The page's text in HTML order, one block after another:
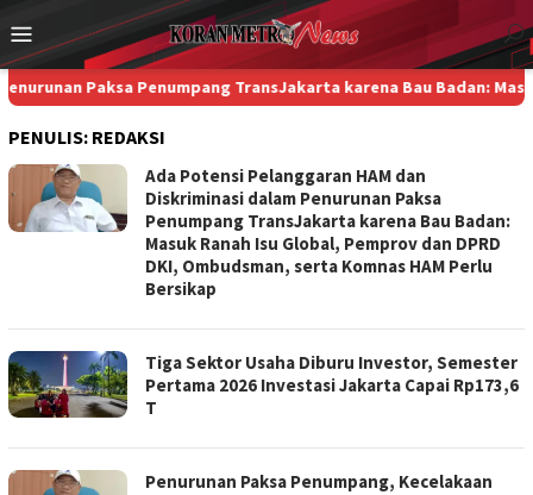
ke
konten
Menu
Mobile
Paksa Penumpang TransJakarta karena Bau Badan: Masuk
PENULIS: REDAKSI
Ada Potensi Pelanggaran HAM dan
Diskriminasi dalam Penurunan Paksa
Penumpang TransJakarta karena Bau Badan:
Masuk Ranah Isu Global, Pemprov dan DPRD
DKI, Ombudsman, serta Komnas HAM Perlu
Bersikap
Tiga Sektor Usaha Diburu Investor, Semester
Pertama 2026 Investasi Jakarta Capai Rp173,6
T
Penurunan Paksa Penumpang, Kecelakaan